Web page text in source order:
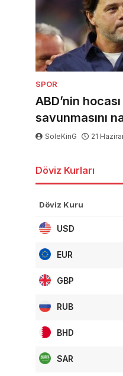
SPOR
ABD’nin
savunmasını
SoleKinG 21
Döviz Kurları
Döviz Kuru
USD
EUR
GBP
RUB
BHD
SAR